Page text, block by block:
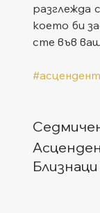
разглежда
което би
сте във
Близнаци